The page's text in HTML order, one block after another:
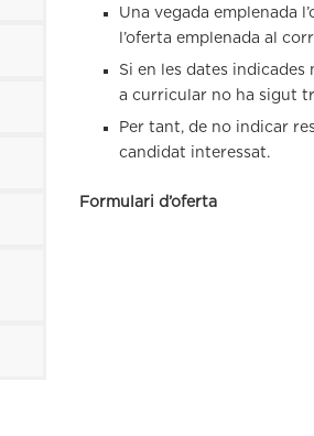
Una vegada emplenada
l’oferta emplenada al
Si en les dates
a curricular no ha sigut
Per tant, de no indicar
candidat interessat.
Formulari d’oferta